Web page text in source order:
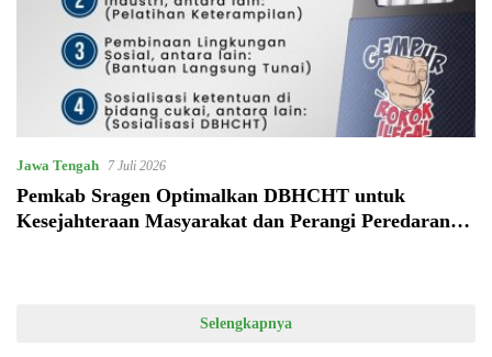
Jawa Tengah 7 Juli 2026
Pemkab Sragen Optimalkan DBHCHT untuk
Kesejahteraan Masyarakat dan Perangi Peredaran
Selengkapnya